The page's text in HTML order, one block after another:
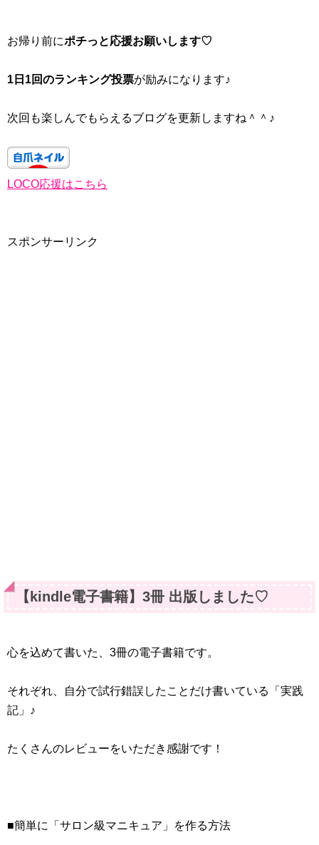
お帰り前にポチっと応援お願いします♡
1日1回のランキング投票が励みになります♪
次回も楽しんでもらえるブログを更新しますね＾＾♪
LOCO応援はこちら
スポンサーリンク
【kindle電子書籍】3冊 出版しました♡
心を込めて書いた、3冊の電子書籍です。
それぞれ、自分で試行錯誤したことだけ書いている「実践
記」♪
たくさんのレビューをいただき感謝です！
■簡単に「サロン級マニキュア」を作る方法